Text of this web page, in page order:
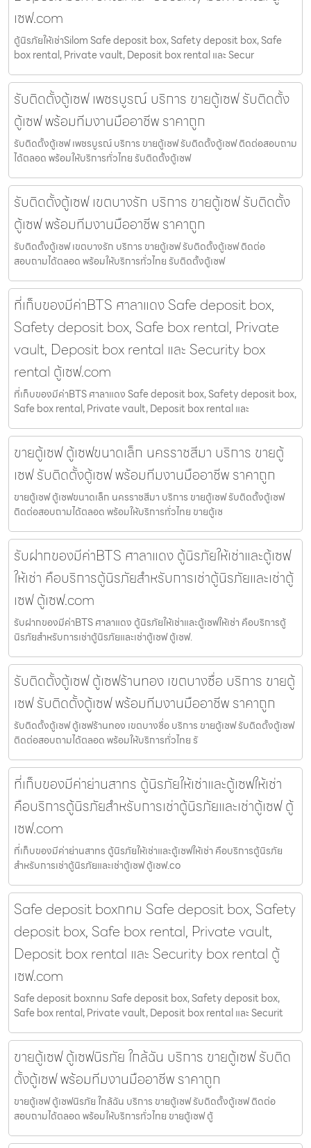
เซฟ.com
ตู้นิรภัยให้เช่าSilom Safe deposit box, Safety deposit box, Safe
box rental, Private vault, Deposit box rental และ Secur
รับติดตั้งตู้เซฟ เพชรบูรณ์ บริการ ขายตู้เซฟ รับติดตั้ง
ตู้เซฟ พร้อมทีมงานมืออาชีพ ราคาถูก
รับติดตั้งตู้เซฟ เพชรบูรณ์ บริการ ขายตู้เซฟ รับติดตั้งตู้เซฟ ติดต่อสอบถาม
ได้ตลอด พร้อมให้บริการทั่วไทย รับติดตั้งตู้เซฟ
รับติดตั้งตู้เซฟ เขตบางรัก บริการ ขายตู้เซฟ รับติดตั้ง
ตู้เซฟ พร้อมทีมงานมืออาชีพ ราคาถูก
รับติดตั้งตู้เซฟ เขตบางรัก บริการ ขายตู้เซฟ รับติดตั้งตู้เซฟ ติดต่อ
สอบถามได้ตลอด พร้อมให้บริการทั่วไทย รับติดตั้งตู้เซฟ
ที่เก็บของมีค่าBTS ศาลาแดง Safe deposit box,
Safety deposit box, Safe box rental, Private
vault, Deposit box rental และ Security box
rental ตู้เซฟ.com
ที่เก็บของมีค่าBTS ศาลาแดง Safe deposit box, Safety deposit box,
Safe box rental, Private vault, Deposit box rental และ
ขายตู้เซฟ ตู้เซฟขนาดเล็ก นครราชสีมา บริการ ขายตู้
เซฟ รับติดตั้งตู้เซฟ พร้อมทีมงานมืออาชีพ ราคาถูก
ขายตู้เซฟ ตู้เซฟขนาดเล็ก นครราชสีมา บริการ ขายตู้เซฟ รับติดตั้งตู้เซฟ
ติดต่อสอบถามได้ตลอด พร้อมให้บริการทั่วไทย ขายตู้เซ
รับฝากของมีค่าBTS ศาลาแดง ตู้นิรภัยให้เช่าและตู้เซฟ
ให้เช่า คือบริการตู้นิรภัยสำหรับการเช่าตู้นิรภัยและเช่าตู้
เซฟ ตู้เซฟ.com
รับฝากของมีค่าBTS ศาลาแดง ตู้นิรภัยให้เช่าและตู้เซฟให้เช่า คือบริการตู้
นิรภัยสำหรับการเช่าตู้นิรภัยและเช่าตู้เซฟ ตู้เซฟ.
รับติดตั้งตู้เซฟ ตู้เซฟร้านทอง เขตบางซื่อ บริการ ขายตู้
เซฟ รับติดตั้งตู้เซฟ พร้อมทีมงานมืออาชีพ ราคาถูก
รับติดตั้งตู้เซฟ ตู้เซฟร้านทอง เขตบางซื่อ บริการ ขายตู้เซฟ รับติดตั้งตู้เซฟ
ติดต่อสอบถามได้ตลอด พร้อมให้บริการทั่วไทย รั
ที่เก็บของมีค่าย่านสาทร ตู้นิรภัยให้เช่าและตู้เซฟให้เช่า
คือบริการตู้นิรภัยสำหรับการเช่าตู้นิรภัยและเช่าตู้เซฟ ตู้
เซฟ.com
ที่เก็บของมีค่าย่านสาทร ตู้นิรภัยให้เช่าและตู้เซฟให้เช่า คือบริการตู้นิรภัย
สำหรับการเช่าตู้นิรภัยและเช่าตู้เซฟ ตู้เซฟ.co
Safe deposit boxกทม Safe deposit box, Safety
deposit box, Safe box rental, Private vault,
Deposit box rental และ Security box rental ตู้
เซฟ.com
Safe deposit boxกทม Safe deposit box, Safety deposit box,
Safe box rental, Private vault, Deposit box rental และ Securit
ขายตู้เซฟ ตู้เซฟนิรภัย ใกล้ฉัน บริการ ขายตู้เซฟ รับติด
ตั้งตู้เซฟ พร้อมทีมงานมืออาชีพ ราคาถูก
ขายตู้เซฟ ตู้เซฟนิรภัย ใกล้ฉัน บริการ ขายตู้เซฟ รับติดตั้งตู้เซฟ ติดต่อ
สอบถามได้ตลอด พร้อมให้บริการทั่วไทย ขายตู้เซฟ ตู้